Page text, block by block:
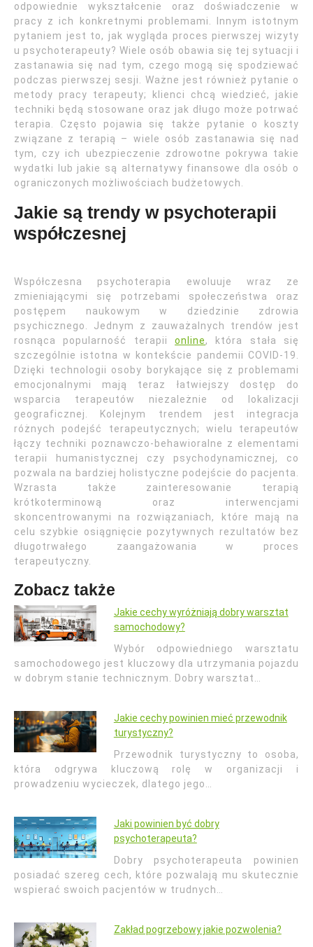
odpowiednie wykształcenie oraz doświadczenie w
pracy z ich konkretnymi problemami. Innym istotnym
pytaniem jest to, jak wygląda proces pierwszej wizyty
u psychoterapeuty? Wiele osób obawia się tej sytuacji i
zastanawia się nad tym, czego mogą się spodziewać
podczas pierwszej sesji. Ważne jest również pytanie o
metody pracy terapeuty; klienci chcą wiedzieć, jakie
techniki będą stosowane oraz jak długo może potrwać
terapia. Często pojawia się także pytanie o koszty
związane z terapią – wiele osób zastanawia się nad
tym, czy ich ubezpieczenie zdrowotne pokrywa takie
wydatki lub jakie są alternatywy finansowe dla osób o
ograniczonych możliwościach budżetowych.
Jakie są trendy w psychoterapii
współczesnej
Współczesna psychoterapia ewoluuje wraz ze
zmieniającymi się potrzebami społeczeństwa oraz
postępem naukowym w dziedzinie zdrowia
psychicznego. Jednym z zauważalnych trendów jest
rosnąca popularność terapii online, która stała się
szczególnie istotna w kontekście pandemii COVID-19.
Dzięki technologii osoby borykające się z problemami
emocjonalnymi mają teraz łatwiejszy dostęp do
wsparcia terapeutów niezależnie od lokalizacji
geograficznej. Kolejnym trendem jest integracja
różnych podejść terapeutycznych; wielu terapeutów
łączy techniki poznawczo-behawioralne z elementami
terapii humanistycznej czy psychodynamicznej, co
pozwala na bardziej holistyczne podejście do pacjenta.
Wzrasta także zainteresowanie terapią
krótkoterminową oraz interwencjami
skoncentrowanymi na rozwiązaniach, które mają na
celu szybkie osiągnięcie pozytywnych rezultatów bez
długotrwałego zaangażowania w proces
terapeutyczny.
Zobacz także
Jakie cechy wyróżniają dobry warsztat
samochodowy?
Wybór odpowiedniego warsztatu
samochodowego jest kluczowy dla utrzymania pojazdu
w dobrym stanie technicznym. Dobry warsztat…
Jakie cechy powinien mieć przewodnik
turystyczny?
Przewodnik turystyczny to osoba,
która odgrywa kluczową rolę w organizacji i
prowadzeniu wycieczek, dlatego jego…
Jaki powinien być dobry
psychoterapeuta?
Dobry psychoterapeuta powinien
posiadać szereg cech, które pozwalają mu skutecznie
wspierać swoich pacjentów w trudnych…
Zakład pogrzebowy jakie pozwolenia?